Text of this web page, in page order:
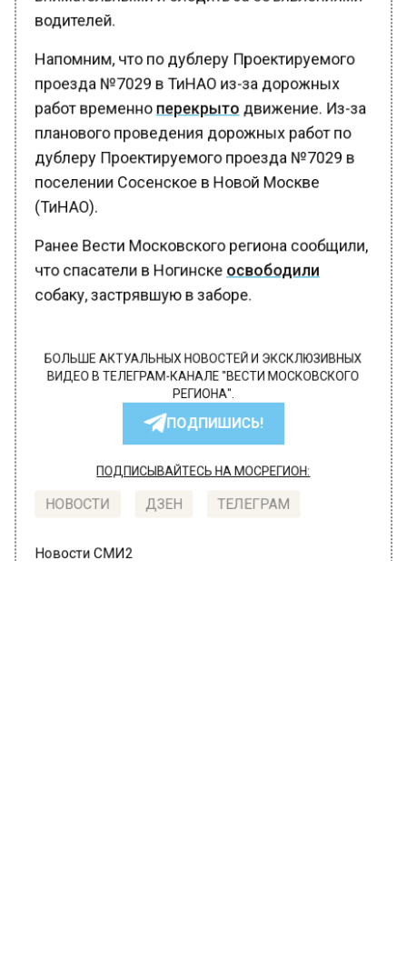
водителей.
Напомним, что по дублеру Проектируемого
проезда №7029 в ТиНАО из-за дорожных
работ временноперекрыто движение. Из-за
планового проведения дорожных работ по
дублеру Проектируемого проезда №7029 в
поселении Сосенское в Новой Москве
(ТиНАО).
Ранее Вести Московского региона сообщили,
что спасатели в Ногинскеосвободили
собаку, застрявшую в заборе.
БОЛЬШЕ АКТУАЛЬНЫХ НОВОСТЕЙ И ЭКСКЛЮЗИВНЫХ
ВИДЕО В ТЕЛЕГРАМ-КАНАЛЕ "ВЕСТИ МОСКОВСКОГО
РЕГИОНА".
ПОДПИШИСЬ!
ПОДПИСЫВАЙТЕСЬ НА МОСРЕГИОН:
НОВОСТИ ДЗЕН ТЕЛЕГРАМ